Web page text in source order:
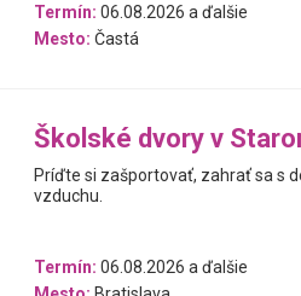
Termín: 06.08.2026 a ďalšie
Mesto: Častá
Školské dvory v
Príďte si zašportovať, zahrať sa s
vzduchu.
Termín: 06.08.2026 a ďalšie